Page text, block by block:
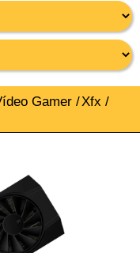
Gamer /Xfx /